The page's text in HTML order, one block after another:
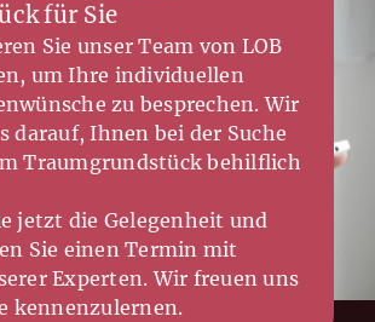
für Sie
Sie unser Team von LOB
um Ihre individuellen
zu besprechen. Wir
darauf, Ihnen bei der Suche
Traumgrundstück behilflich
jetzt die Gelegenheit und
Sie einen Termin mit
Experten. Wir freuen uns
kennenzulernen.